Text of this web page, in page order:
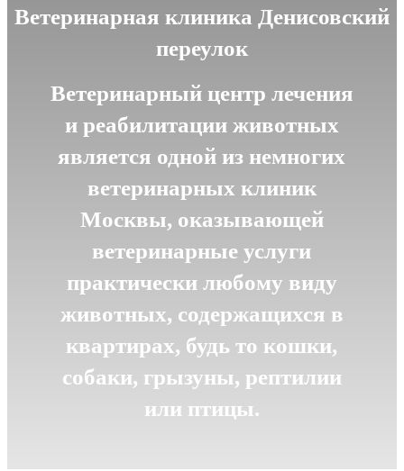
Ветеринарная клиника Денисовский
переулок
Ветеринарный центр лечения
и реабилитации животных
является одной из немногих
ветеринарных клиник
Москвы, оказывающей
ветеринарные услуги
практически любому виду
животных, содержащихся в
квартирах, будь то кошки,
собаки, грызуны, рептилии
или птицы.